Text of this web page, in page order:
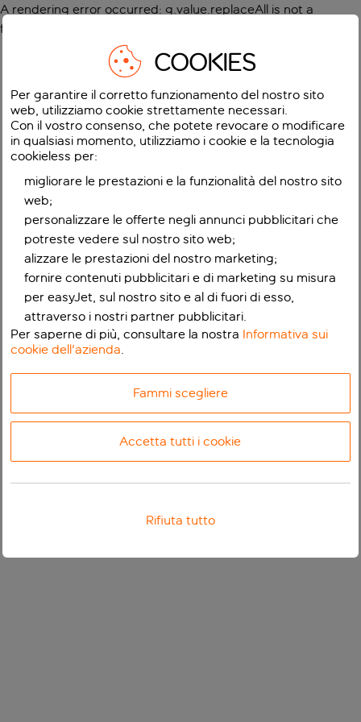
A rendering error occurred: g.value.replaceAll is not a
function
COOKIES
Per garantire il corretto funzionamento del nostro sito
web, utilizziamo cookie strettamente necessari.
Con il vostro consenso, che potete revocare o modificare
in qualsiasi momento, utilizziamo i cookie e la tecnologia
cookieless per:
migliorare le prestazioni e la funzionalità del nostro sito
web;
personalizzare le offerte negli annunci pubblicitari che
potreste vedere sul nostro sito web;
alizzare le prestazioni del nostro marketing;
fornire contenuti pubblicitari e di marketing su misura
per easyJet, sul nostro sito e al di fuori di esso,
attraverso i nostri partner pubblicitari.
Per saperne di più, consultare la nostra Informativa sui
cookie dell'azienda.
Fammi scegliere
Accetta tutti i cookie
Rifiuta tutto